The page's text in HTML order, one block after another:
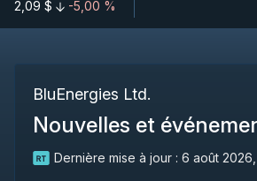
2,09 $ -5,00 %
BluEnergies Ltd.
Nouvelles et
Dernière mise à jour : 6 août